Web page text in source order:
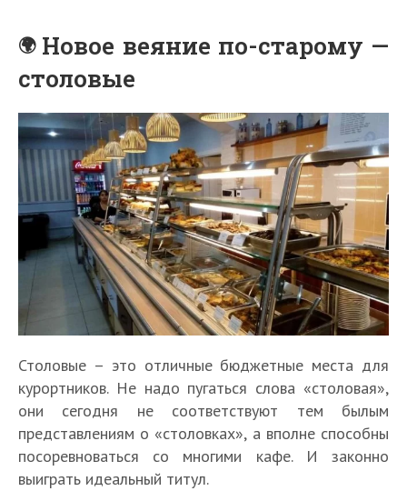
Новое веяние по-старому —
столовые
Столовые – это отличные бюджетные места для
курортников. Не надо пугаться слова «столовая»,
они сегодня не соответствуют тем былым
представлениям о «столовках», а вполне способны
посоревноваться со многими кафе. И законно
выиграть идеальный титул.